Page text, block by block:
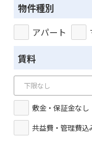
物件種別
アパート
賃料
敷金・保証金なし
共益費・管理費込